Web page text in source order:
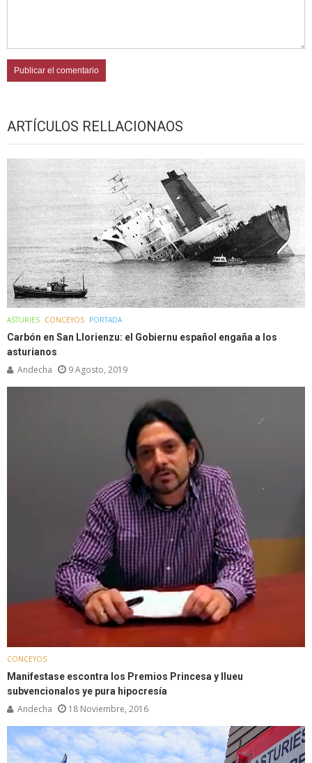
ARTÍCULOS RELLACIONAOS
ASTURIES CONCEYOS PORTADA
Carbón en San Llorienzu: el Gobiernu español engaña a los
asturianos
Andecha 9 Agosto, 2019
CONCEYOS
Manifestase escontra los Premios Princesa y llueu
subvencionalos ye pura hipocresía
Andecha 18 Noviembre, 2016